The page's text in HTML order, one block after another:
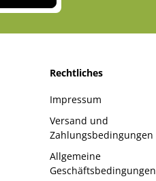
Rechtliches
Impressum
Versand und
Zahlungsbedingungen
Allgemeine
Geschäftsbedingungen